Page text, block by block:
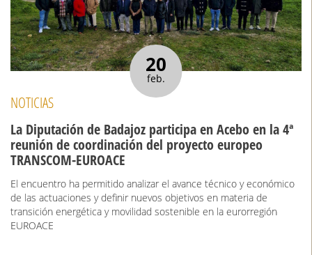
20
feb.
NOTICIAS
La Diputación de Badajoz participa en Acebo en la 4ª
reunión de coordinación del proyecto europeo
TRANSCOM-EUROACE
El encuentro ha permitido analizar el avance técnico y económico
de las actuaciones y definir nuevos objetivos en materia de
transición energética y movilidad sostenible en la eurorregión
EUROACE